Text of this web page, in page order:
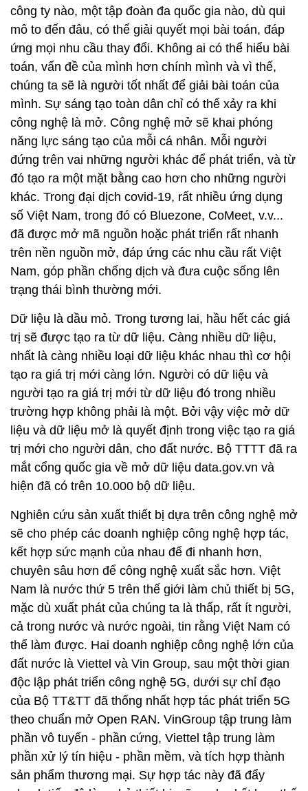
công ty nào, một tập đoàn đa quốc gia nào, dù qui
mô to đến đâu, có thể giải quyết mọi bài toán, đáp
ứng mọi nhu cầu thay đổi. Không ai có thể hiểu bài
toán, vấn đề của mình hơn chính mình và vì thế,
chúng ta sẽ là người tốt nhất để giải bài toán của
mình. Sự sáng tạo toàn dân chỉ có thể xảy ra khi
công nghệ là mở. Công nghệ mở sẽ khai phóng
năng lực sáng tạo của mỗi cá nhân. Mỗi người
đứng trên vai những người khác để phát triển, và từ
đó tạo ra một mặt bằng cao hơn cho những người
khác. Trong đại dịch covid-19, rất nhiều ứng dụng
số Việt Nam, trong đó có Bluezone, CoMeet, v.v...
đã được mở mã nguồn hoặc phát triển rất nhanh
trên nền nguồn mở, đáp ứng các nhu cầu rất Việt
Nam, góp phần chống dịch và đưa cuộc sống lên
trạng thái bình thường mới.
Dữ liệu là dầu mỏ. Trong tương lai, hầu hết các giá
trị sẽ được tạo ra từ dữ liệu. Càng nhiều dữ liệu,
nhất là càng nhiều loại dữ liệu khác nhau thì cơ hội
tạo ra giá trị mới càng lớn. Người có dữ liệu và
người tạo ra giá trị mới từ dữ liệu đó trong nhiều
trường hợp không phải là một. Bởi vậy việc mở dữ
liệu và dữ liệu mở là quyết định trong việc tạo ra giá
trị mới cho người dân, cho đất nước. Bộ TTTT đã ra
mắt cổng quốc gia về mở dữ liệu data.gov.vn và
hiện đã có trên 10.000 bộ dữ liệu.
Nghiên cứu sản xuất thiết bị dựa trên công nghệ mở
sẽ cho phép các doanh nghiệp công nghệ hợp tác,
kết hợp sức mạnh của nhau để đi nhanh hơn,
chuyên sâu hơn để công nghệ xuất sắc hơn. Việt
Nam là nước thứ 5 trên thế giới làm chủ thiết bị 5G,
mặc dù xuất phát của chúng ta là thấp, rất ít người,
cả trong nước và nước ngoài, tin rằng Việt Nam có
thể làm được. Hai doanh nghiệp công nghệ lớn của
đất nước là Viettel và Vin Group, sau một thời gian
độc lập phát triển công nghệ 5G, dưới sự chỉ đạo
của Bộ TT&TT đã thống nhất hợp tác phát triển 5G
theo chuẩn mở Open RAN. VinGroup tập trung làm
phần vô tuyến - phần cứng, Viettel tập trung làm
phần xử lý tín hiệu - phần mềm, và tích hợp thành
sản phẩm thương mại. Sự hợp tác này đã đẩy